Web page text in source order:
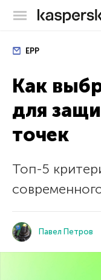
EPP
Как
для
точек
Топ-5
Павел Петров